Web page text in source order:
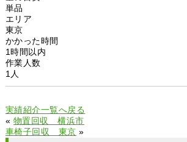
単品
エリア
東京
かかった時間
1時間以内
作業人数
1人
実績紹介一覧へ戻る
« 物置回収 横浜市
車椅子回収 東京 »